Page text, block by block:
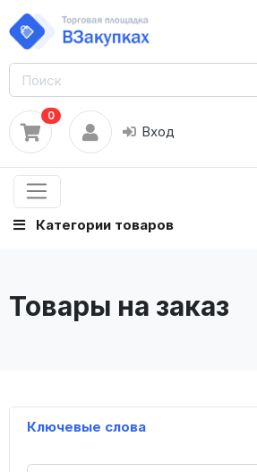
0
Вход
Категории товаров
Товары на заказ
Ключевые слова